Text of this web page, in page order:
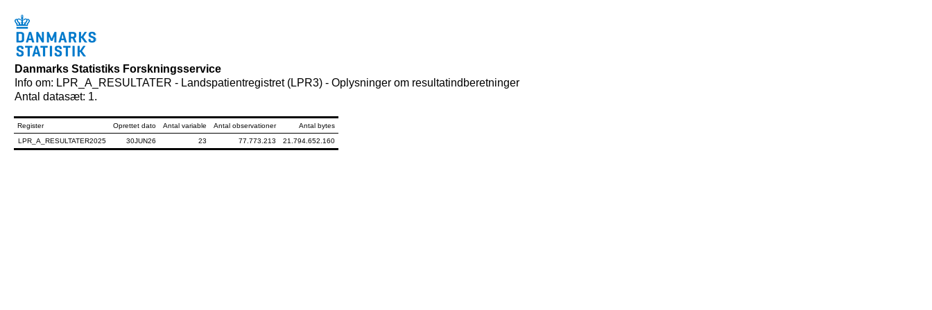
Danmarks Statistiks Forskningsservice
Info om: LPR_A_RESULTATER - Landspatientregistret (LPR3) - Oplysninger om resultatindberetninger
Antal datasæt: 1.
Register Oprettet dato Antal variable Antal observationer
Antal bytes
LPR_A_RESULTATER2025
30JUN26 23 77.773.213 21.794.652.160